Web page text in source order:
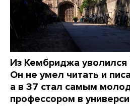
Из Кембриджа
Он не умел читать и
а в 37 стал самым
профессором в